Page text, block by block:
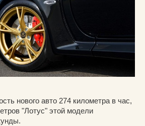
нового авто 274 километра в час,
"Лотус" этой модели